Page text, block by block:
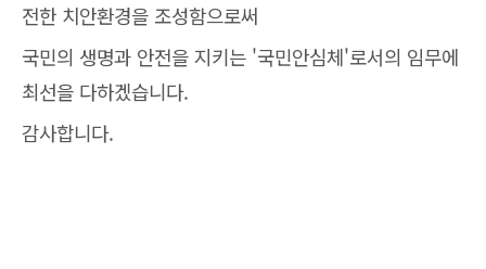
전한 치안환경을 조성함으로써
국민의 생명과 안전을 지키는 '국민안심체'로서의 임무에
최선을 다하겠습니다.
감사합니다.